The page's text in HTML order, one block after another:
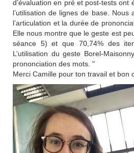
d’évaluation en pré et post-tests ont
l’utilisation de lignes de base.
l’articulation et la durée de
Elle nous montre que le geste est
séance 5) et que 70,74% des
L’utilisation du geste Borel-
prononciation des mots. "
Merci Camille pour ton travail et bon